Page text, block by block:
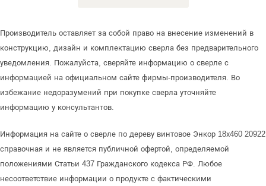
Производитель оставляет за собой право на внесение изменений в
конструкцию, дизайн и комплектацию сверла без предварительного
уведомления. Пожалуйста, сверяйте информацию о сверле с
информацией на официальном сайте фирмы-производителя. Во
избежание недоразумений при покупке сверла уточняйте
информацию у консультантов.
Информация на сайте о сверле по дереву винтовое Энкор 18х460 20922
справочная и не является публичной офертой, определяемой
положениями Статьи 437 Гражданского кодекса РФ. Любое
несоответствие информации о продукте с фактическими